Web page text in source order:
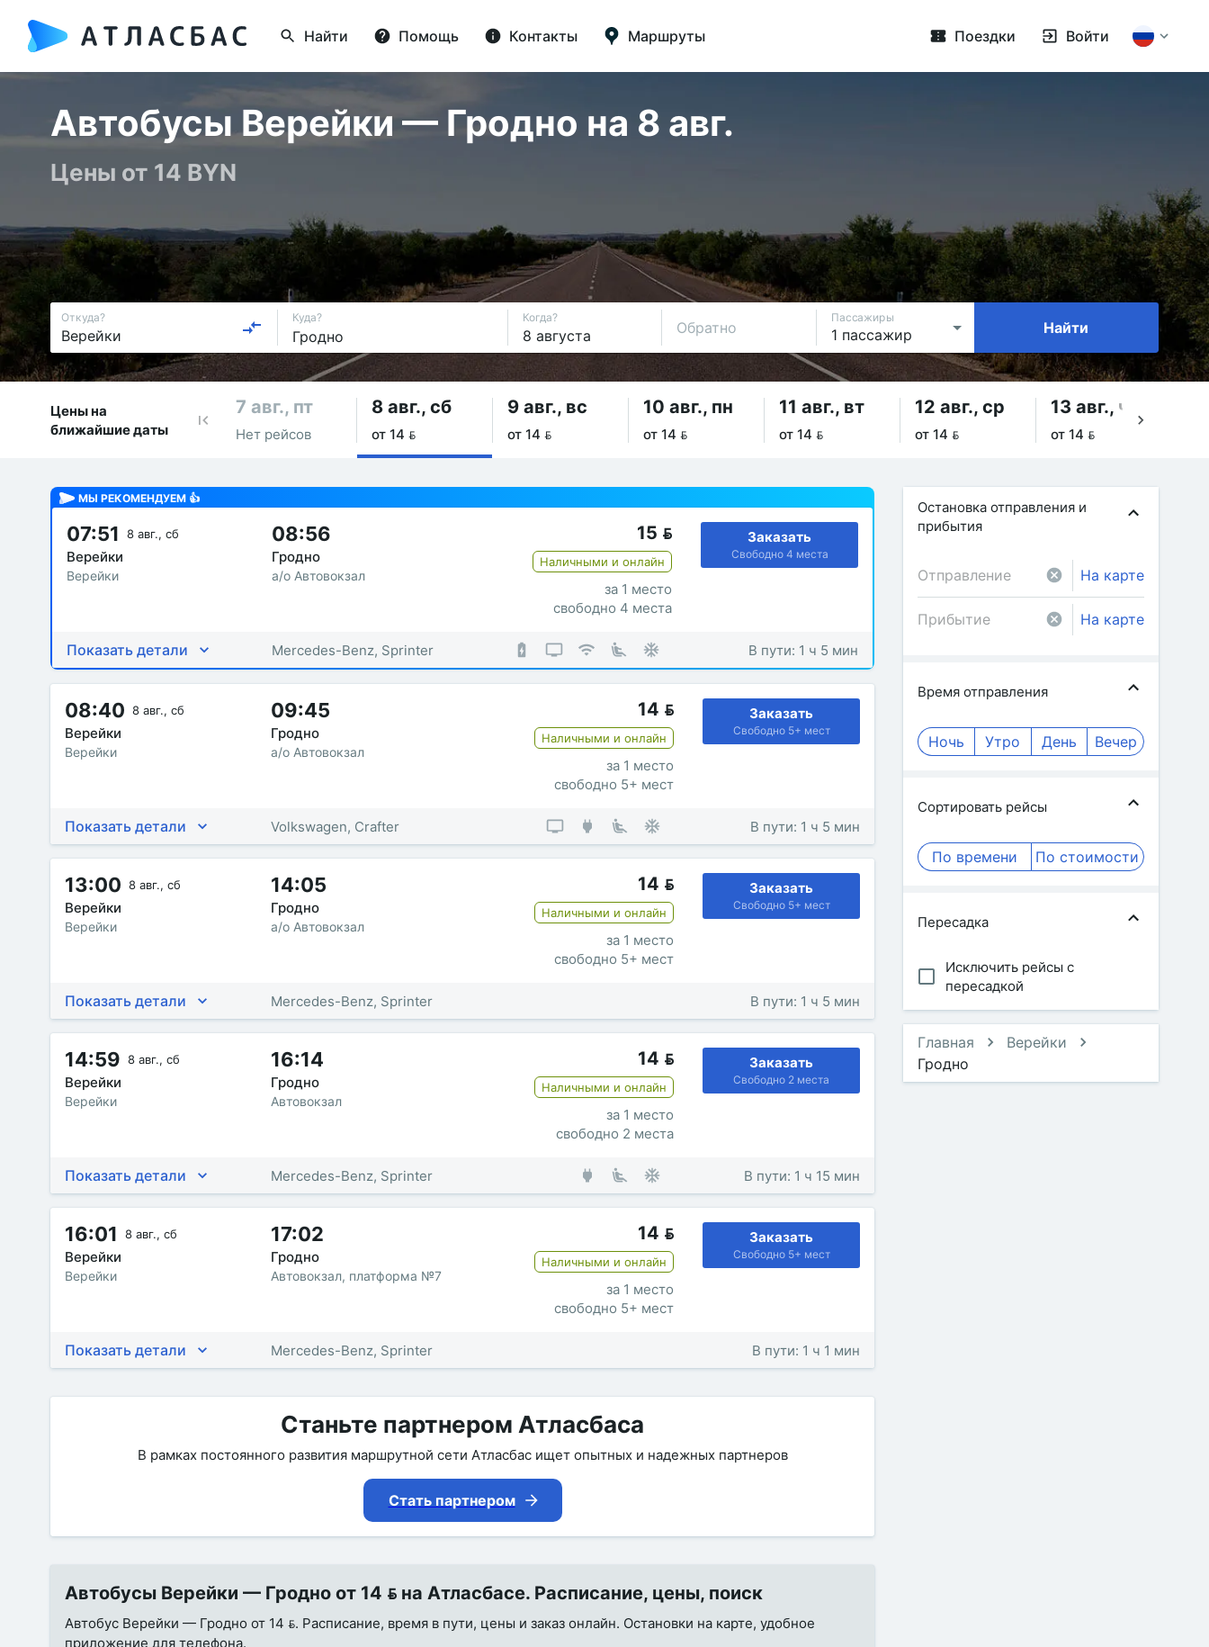
Найти Помощь Контакты Маршруты Поездки Войти
Автобусы Верейки — Гродно на 8 авг.
Цены от 14 BYN
Откуда? Куда? Когда?
Обратно
Пассажиры
Найти
Цены на
ближайшие даты
7 авг., пт
Нет рейсов
8 авг., сб
от 14 
9 авг., вс
от 14 
10 авг., пн
от 14 
11 авг., вт
от 14 
12 авг., ср
от 14 
13 авг., чт
от 14 
МЫ РЕКОМЕНДУЕМ 👍
07:51 8 авг., сб
Верейки
Верейки
08:56
Гродно
а/о Автовокзал
15 
Наличными и онлайн
за 1 место
свободно 4 места
Заказать
Свободно 4 места
Показать детали Mercedes-Benz, Sprinter В пути: 1 ч 5 мин
08:40 8 авг., сб
Верейки
Верейки
09:45
Гродно
а/о Автовокзал
14 
Наличными и онлайн
за 1 место
свободно 5+ мест
Заказать
Свободно 5+ мест
Показать детали Volkswagen, Crafter В пути: 1 ч 5 мин
13:00 8 авг., сб
Верейки
Верейки
14:05
Гродно
а/о Автовокзал
14 
Наличными и онлайн
за 1 место
свободно 5+ мест
Заказать
Свободно 5+ мест
Показать детали Mercedes-Benz, Sprinter В пути: 1 ч 5 мин
14:59 8 авг., сб
Верейки
Верейки
16:14
Гродно
Автовокзал
14 
Наличными и онлайн
за 1 место
свободно 2 места
Заказать
Свободно 2 места
Показать детали Mercedes-Benz, Sprinter В пути: 1 ч 15 мин
16:01 8 авг., сб
Верейки
Верейки
17:02
Гродно
Автовокзал, платформа №7
14 
Наличными и онлайн
за 1 место
свободно 5+ мест
Заказать
Свободно 5+ мест
Показать детали Mercedes-Benz, Sprinter В пути: 1 ч 1 мин
Станьте партнером Атласбаса
В рамках постоянного развития маршрутной сети Атласбас ищет опытных и надежных партнеров
Стать партнером
Автобусы Верейки — Гродно от 14  на Атласбасе. Расписание, цены, поиск
Автобус Верейки — Гродно от 14 . Расписание, время в пути, цены и заказ онлайн. Остановки на карте, удобное
приложение для телефона.
Остановка отправления и
прибытия
На карте
На карте
Время отправления
Ночь Утро День Вечер
Сортировать рейсы
По времени По стоимости
Пересадка
Исключить рейсы с
пересадкой
Главная
Верейки
Гродно